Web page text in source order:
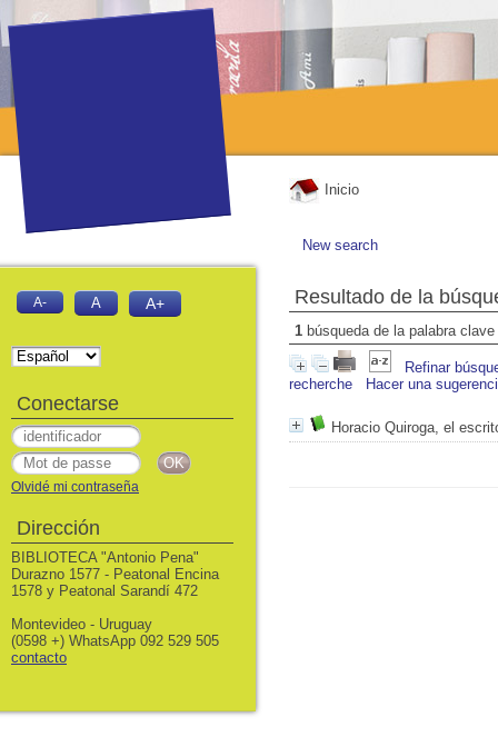
Inicio
New search
Resultado de la
1 búsqueda de la palabra clave
Refinar
recherche
Hacer una
Horacio Quiroga, el
A- A A+
Conectarse
Olvidé mi contraseña
Dirección
BIBLIOTECA "Antonio Pena"
Durazno 1577 - Peatonal Encina
1578 y Peatonal Sarandí 472
Montevideo - Uruguay
(0598 +) WhatsApp 092 529 505
contacto